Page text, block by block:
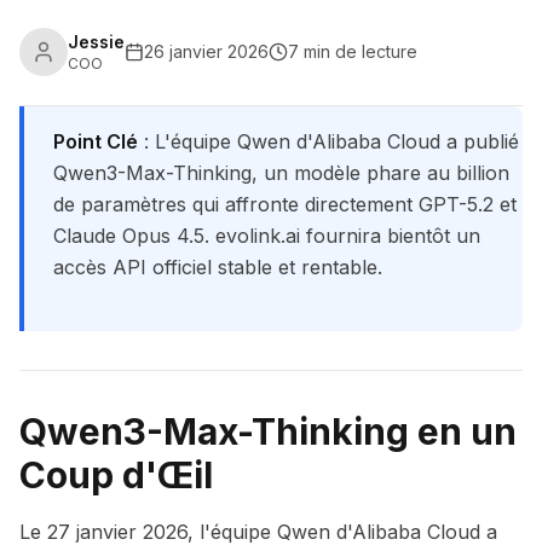
Jessie
COO
26 janvier 2026 7 min de lecture
Point Clé : L'équipe Qwen d'Alibaba Cloud a publié
Qwen3-Max-Thinking, un modèle phare au billion
de paramètres qui affronte directement GPT-5.2 et
Claude Opus 4.5. evolink.ai fournira bientôt un
accès API officiel stable et rentable.
Qwen3-Max-Thinking en un
Coup d'Œil
Le 27 janvier 2026, l'équipe Qwen d'Alibaba Cloud a